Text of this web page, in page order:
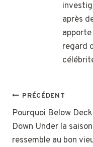
après
regard
NAVIGATION
DE
L’ARTICLE
PRÉCÉDENT
Pourquoi Below Deck
Down Under la
ressemble au bon